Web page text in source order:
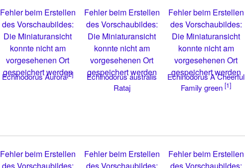
Fehler beim Erstellen
des Vorschaubildes:
Die Miniaturansicht
konnte nicht am
vorgesehenen Ort
gespeichert werden
Echinodorus Aurora[2]
Fehler beim Erstellen
des Vorschaubildes:
Die Miniaturansicht
konnte nicht am
vorgesehenen Ort
gespeichert werden
Echinodorus australis
Rataj
Fehler beim Erstellen
des Vorschaubildes:
Die Miniaturansicht
konnte nicht am
vorgesehenen Ort
gespeichert werden
Echinodorus A Cheerful
Family green [1]
Fehler beim Erstellen
des Vorschaubildes:
Fehler beim Erstellen
des Vorschaubildes:
Fehler beim Erstellen
des Vorschaubildes: